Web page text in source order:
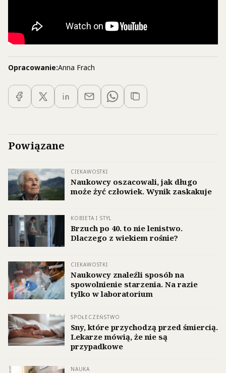
Opracowanie:Anna Frach
Powiązane
CIEKAWOSTKI
Naukowcy oszacowali, jak długo
może żyć człowiek. Wynik zaskakuje
KOBIETA I STYL
Brzuch po 40. to nie lenistwo.
Dlaczego z wiekiem rośnie?
CIEKAWOSTKI
Naukowcy znaleźli sposób na
spowolnienie starzenia. Na razie
tylko w laboratorium
SPOŁECZEŃSTWO
Sny, które przychodzą przed śmiercią.
Lekarze mówią, że nie są
przypadkowe
NAUKA